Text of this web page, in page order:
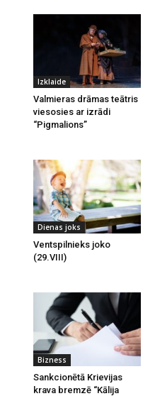
Izklaide
Valmieras drāmas teātris
viesosies ar izrādi
“Pigmalions”
Dienas joks
Ventspilnieks joko
(29.VIII)
Bizness
Sankcionētā Krievijas
krava bremzē “Kālija